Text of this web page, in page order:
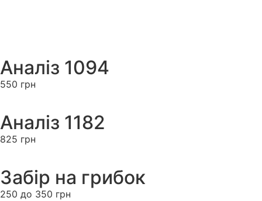
Аналіз 1094
550 грн
Аналіз 1182
825 грн
Забір на грибок
250 до 350 грн